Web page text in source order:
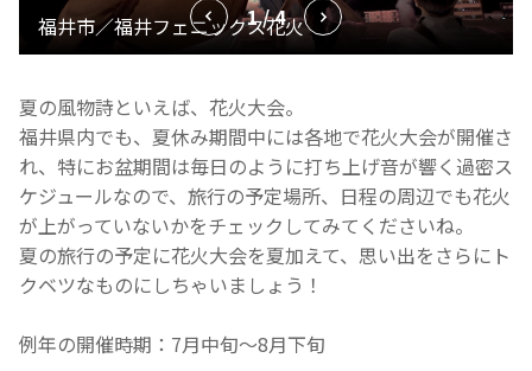
1 / 4
夏の風物詩といえば、花火大会。
福井県内でも、夏休み期間中には各地で花火大会が開催さ
れ、特にお盆期間は毎日のように打ち上げ音が響く過密ス
ケジュールなので、旅行の予定場所、日程の周辺でも花火
が上がっていないかをチェックしてみてくださいね。
夏の旅行の予定に花火大会を夏加えて、思い出をさらにト
クベツなものにしちゃいましょう！
例年の開催時期：7月中旬～8月下旬